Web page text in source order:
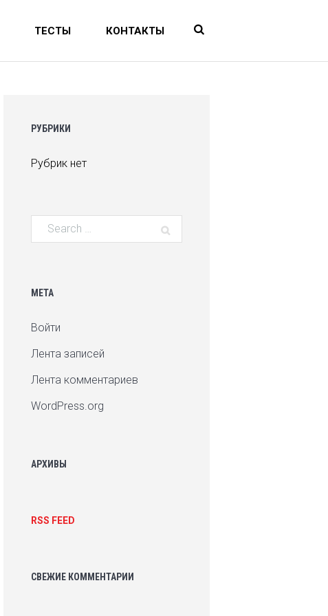
ТЕСТЫ КОНТАКТЫ
РУБРИКИ
Рубрик нет
МЕТА
Войти
Лента записей
Лента комментариев
WordPress.org
АРХИВЫ
RSS FEED
СВЕЖИЕ КОММЕНТАРИИ